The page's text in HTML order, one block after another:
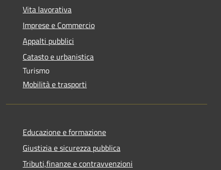
Vita lavorativa
Imprese e Commercio
Appalti pubblici
Catasto e urbanistica
Turismo
Mobilità e trasporti
Educazione e formazione
Giustizia e sicurezza pubblica
Tributi,finanze e contravvenzioni